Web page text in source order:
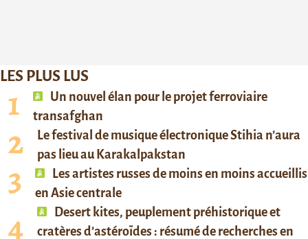
LES PLUS LUS
Un nouvel élan pour le projet ferroviaire
transafghan
Le festival de musique électronique Stihia n’aura
pas lieu au Karakalpakstan
Les artistes russes de moins en moins accueillis
en Asie centrale
Desert kites, peuplement préhistorique et
cratères d’astéroïdes : résumé de recherches en